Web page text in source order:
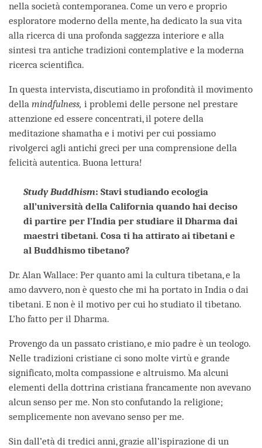
nella società contemporanea. Come un vero e proprio
esploratore moderno della mente, ha dedicato la sua vita
alla ricerca di una profonda saggezza interiore e alla
sintesi tra antiche tradizioni contemplative e la moderna
ricerca scientifica.
In questa intervista, discutiamo in profondità il movimento
della mindfulness, i problemi delle persone nel prestare
attenzione ed essere concentrati, il potere della
meditazione shamatha e i motivi per cui possiamo
rivolgerci agli antichi greci per una comprensione della
felicità autentica. Buona lettura!
Study Buddhism: Stavi studiando ecologia
all’università della California quando hai deciso
di partire per l’India per studiare il Dharma dai
maestri tibetani. Cosa ti ha attirato ai tibetani e
al Buddhismo tibetano?
Dr. Alan Wallace: Per quanto ami la cultura tibetana, e la
amo davvero, non è questo che mi ha portato in India o dai
tibetani. E non è il motivo per cui ho studiato il tibetano.
L’ho fatto per il Dharma.
Provengo da un passato cristiano, e mio padre è un teologo.
Nelle tradizioni cristiane ci sono molte virtù e grande
significato, molta compassione e altruismo. Ma alcuni
elementi della dottrina cristiana francamente non avevano
alcun senso per me. Non sto confutando la religione;
semplicemente non avevano senso per me.
Sin dall’età di tredici anni, grazie all’ispirazione di un